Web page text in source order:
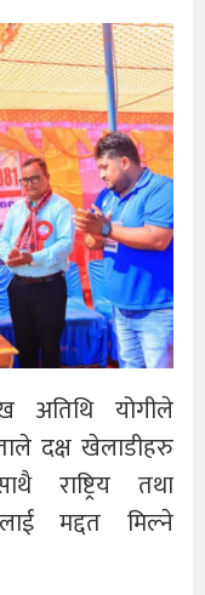
अतिथि योगीले
दक्ष खेलाडीहरु
राष्ट्रिय तथा
मद्दत मिल्ने